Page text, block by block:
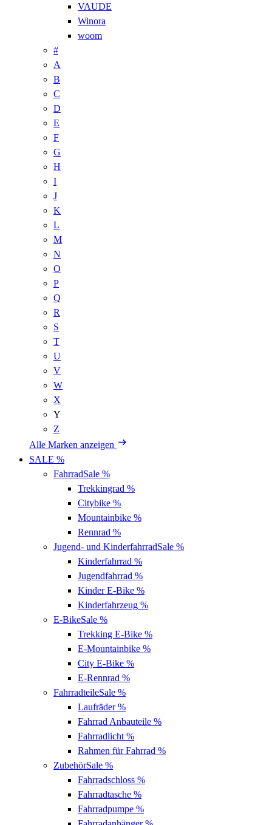
VAUDE
Winora
woom
#
A
B
C
D
E
F
G
H
I
J
K
L
M
N
O
P
Q
R
S
T
U
V
W
X
Y
Z
Alle Marken anzeigen
SALE %
FahrradSale %
Trekkingrad %
Citybike %
Mountainbike %
Rennrad %
Jugend- und KinderfahrradSale %
Kinderfahrrad %
Jugendfahrrad %
Kinder E-Bike %
Kinderfahrzeug %
E-BikeSale %
Trekking E-Bike %
E-Mountainbike %
City E-Bike %
E-Rennrad %
FahrradteileSale %
Laufräder%
Fahrrad Anbauteile %
Fahrradlicht %
Rahmen für Fahrrad %
ZubehörSale %
Fahrradschloss %
Fahrradtasche %
Fahrradpumpe %